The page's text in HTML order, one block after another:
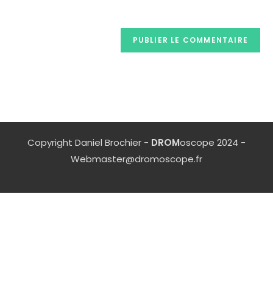
Copyright Daniel Brochier - DROMoscope 2024 -
Webmaster@dromoscope.fr